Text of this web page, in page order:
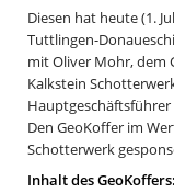
Diesen hat heute (1.
Tuttlingen-
mit Oliver Mohr, dem
Kalkstein
Hauptgeschäftsführer
Den GeoKoffer im
Schotterwerk
Inhalt des